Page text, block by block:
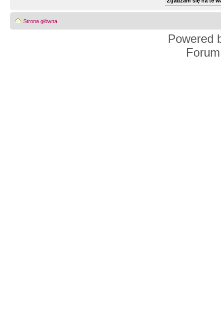
Strona główna
Powered